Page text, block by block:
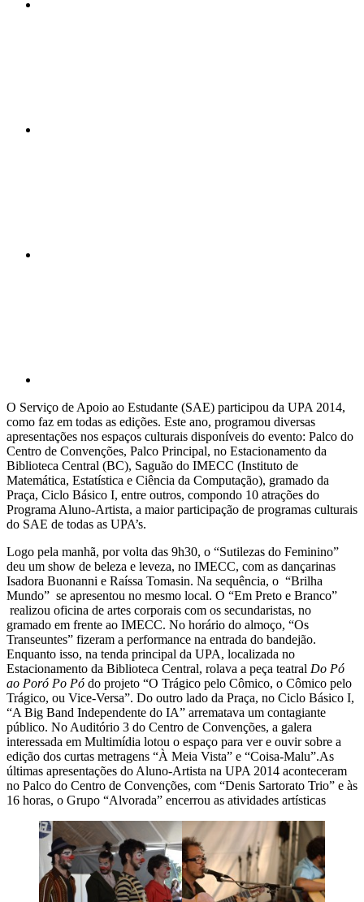
O Serviço de Apoio ao Estudante (SAE) participou da UPA 2014,
como faz em todas as edições. Este ano, programou diversas
apresentações nos espaços culturais disponíveis do evento: Palco do
Centro de Convenções, Palco Principal, no Estacionamento da
Biblioteca Central (BC), Saguão do IMECC (Instituto de
Matemática, Estatística e Ciência da Computação), gramado da
Praça, Ciclo Básico I, entre outros, compondo 10 atrações do
Programa Aluno-Artista, a maior participação de programas culturais
do SAE de todas as UPA’s.
Logo pela manhã, por volta das 9h30, o “Sutilezas do Feminino”
deu um show de beleza e leveza, no IMECC, com as dançarinas
Isadora Buonanni e Raíssa Tomasin. Na sequência, o “Brilha
Mundo” se apresentou no mesmo local. O “Em Preto e Branco”
realizou oficina de artes corporais com os secundaristas, no
gramado em frente ao IMECC. No horário do almoço, “Os
Transeuntes” fizeram a performance na entrada do bandejão.
Enquanto isso, na tenda principal da UPA, localizada no
Estacionamento da Biblioteca Central, rolava a peça teatral Do Pó
ao Poró Po Pó do projeto “O Trágico pelo Cômico, o Cômico pelo
Trágico, ou Vice-Versa”. Do outro lado da Praça, no Ciclo Básico I,
“A Big Band Independente do IA” arrematava um contagiante
público. No Auditório 3 do Centro de Convenções, a galera
interessada em Multimídia lotou o espaço para ver e ouvir sobre a
edição dos curtas metragens “À Meia Vista” e “Coisa-Malu”.As
últimas apresentações do Aluno-Artista na UPA 2014 aconteceram
no Palco do Centro de Convenções, com “Denis Sartorato Trio” e às
16 horas, o Grupo “Alvorada” encerrou as atividades artísticas